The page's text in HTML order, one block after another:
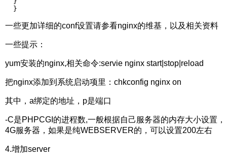
  }
一些更加详细的conf设置请参看nginx的维基，以及相关资料
一些提示：
yum安装的nginx,相关命令:servie nginx start|stop|reload
把nginx添加到系统启动项里：chkconfig nginx on
其中，a绑定的地址，p是端口
-C是PHPCGI的进程数,一般根据自己服务器的内存大小设置，
4G服务器，如果是纯WEBSERVER的，可以设置200左右
4.增加server